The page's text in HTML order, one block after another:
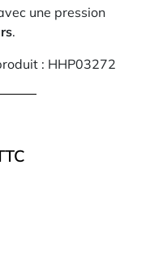
une pression
.
: HHP03272